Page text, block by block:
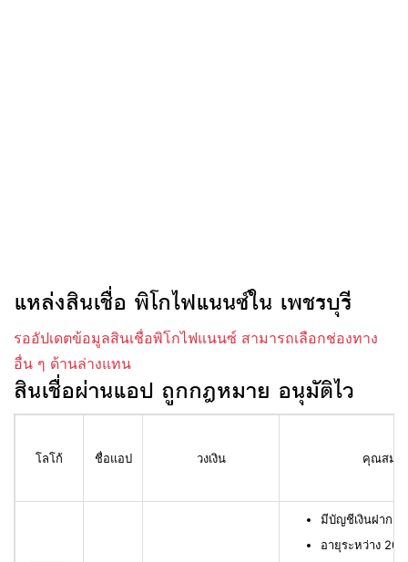
แหล่งสินเชื่อ พิโกไฟแนนซ์ใน เพชรบุรี
รออัปเดตข้อมูลสินเชื่อพิโกไฟแนนซ์ สามารถเลือกช่องทาง
อื่น ๆ ด้านล่างแทน
สินเชื่อผ่านแอป ถูกกฎหมาย อนุมัติไว
โลโก้ ชื่อแอป วงเงิน คุณสมบั
มีบัญชีเงินฝาก
อายุระหว่าง 20